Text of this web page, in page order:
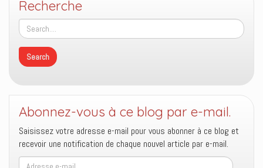
Recherche
Abonnez-vous à ce blog par e-mail.
Saisissez votre adresse e-mail pour vous abonner à ce blog et
recevoir une notification de chaque nouvel article par e-mail.
Adresse